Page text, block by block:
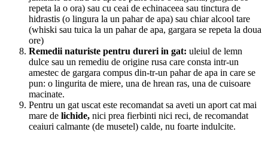
repeta la o ora) sau cu ceai de echinaceea sau tinctura de
hidrastis (o lingura la un pahar de apa) sau chiar alcool tare
(whiski sau tuica la un pahar de apa, gargara se repeta la doua
ore)
Remedii naturiste pentru dureri in gat: uleiul de lemn
dulce sau un remediu de origine rusa care consta intr-un
amestec de gargara compus din-tr-un pahar de apa in care se
pun: o lingurita de miere, una de hrean ras, una de cuisoare
macinate.
Pentru un gat uscat este recomandat sa aveti un aport cat mai
mare de lichide, nici prea fierbinti nici reci, de recomandat
ceaiuri calmante (de musetel) calde, nu foarte indulcite.